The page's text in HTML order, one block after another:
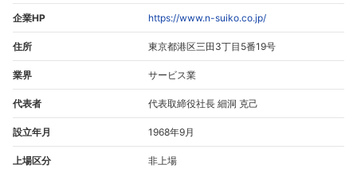
企業HP https://www.n-suiko.co.jp/
住所 東京都港区三田3丁目5番19号
業界 サービス業
代表者 代表取締役社長 細洞 克己
設立年月 1968年9月
上場区分 非上場